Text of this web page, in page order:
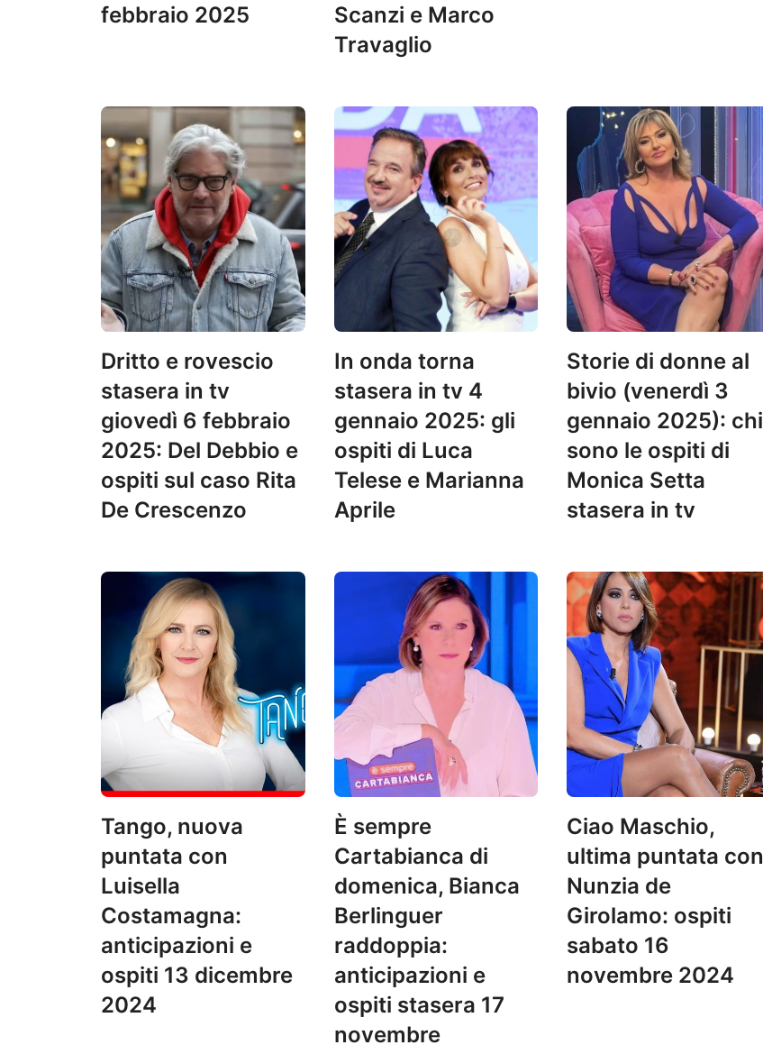
febbraio 2025
Scanzi e Marco
Travaglio
Dritto e rovescio
stasera in tv
giovedì 6 febbraio
2025: Del Debbio e
ospiti sul caso Rita
De Crescenzo
In onda torna
stasera in tv 4
gennaio 2025: gli
ospiti di Luca
Telese e Marianna
Aprile
Storie di donne al
bivio (venerdì 3
gennaio 2025): chi
sono le ospiti di
Monica Setta
stasera in tv
Tango, nuova
puntata con
Luisella
Costamagna:
anticipazioni e
ospiti 13 dicembre
2024
È sempre
Cartabianca di
domenica, Bianca
Berlinguer
raddoppia:
anticipazioni e
ospiti stasera 17
novembre
Ciao Maschio,
ultima puntata con
Nunzia de
Girolamo: ospiti
sabato 16
novembre 2024